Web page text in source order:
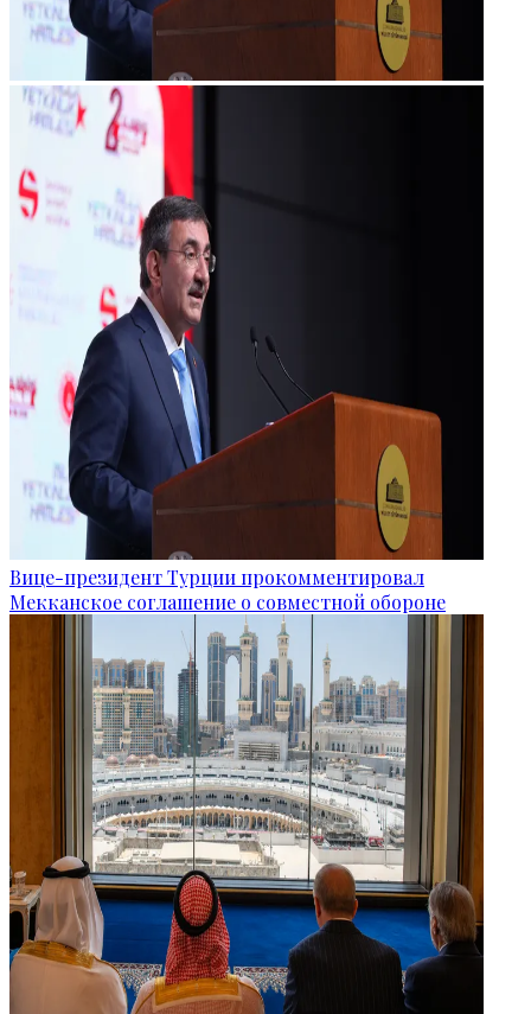
Вице-президент Турции прокомментировал
Мекканское соглашение о совместной обороне